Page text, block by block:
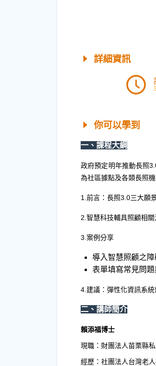
詳細資訊
你可以學到
一、課程大綱
政府預定明年推動長照
為社區據點及各類長照機
1.前言：長照3.0三大願
2.智慧科技輔具照顧相
3.案例分享
導入智慧照顧之
表單填寫常見問
4.建議：彈性化資訊系
二、講師簡介
賴添福博士
現職：財團法人苗栗縣
經歷：社團法人台灣老